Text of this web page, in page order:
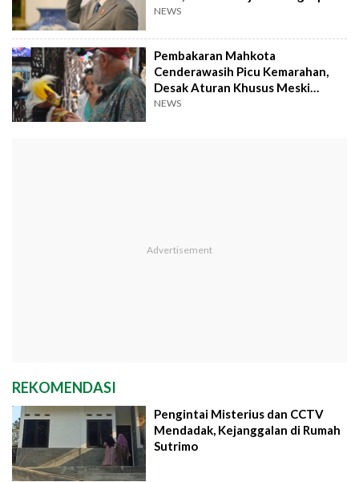
Alasannya!
NEWS
Pembakaran Mahkota
Cenderawasih Picu Kemarahan,
Desak Aturan Khusus Meski
Menhut Sudah Minta Maaf
NEWS
REKOMENDASI
Pengintai Misterius dan CCTV
Mendadak, Kejanggalan di Rumah
Sutrimo